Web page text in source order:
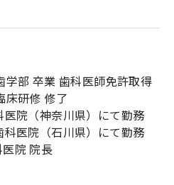
部 卒業 歯科医師免許取得
床研修 修了
院（神奈川県）にて勤務
医院（石川県）にて勤務
院 院長